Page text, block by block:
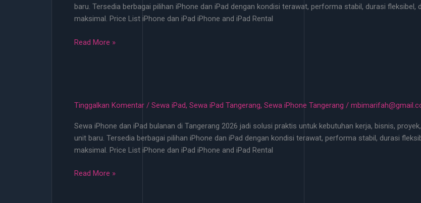
Rental
iP
DP!
baru. Tersedia berbagai pilihan iPhone dan iPad dengan kondisi terawat, performa stabil, durasi fleksibel,
maksimal. Price List iPhone dan iPad iPhone and iPad Rental
Sewa
Ribu
DP
–
Rental
Jakarta
Read More »
Tinggalkan Komentar / Sewa iPad, Sewa iPad Tangerang, Sewa iPhone Tangerang /
Sewa iPhone dan iPad bulanan di Tangerang 2026 jadi solusi praktis untuk kebutuhan kerja, bisnis,
unit baru. Tersedia berbagai pilihan iPhone dan iPad dengan kondisi terawat, performa stabil, durasi
maksimal. Price List iPhone dan iPad iPhone and iPad Rental
Sewa
Read More »